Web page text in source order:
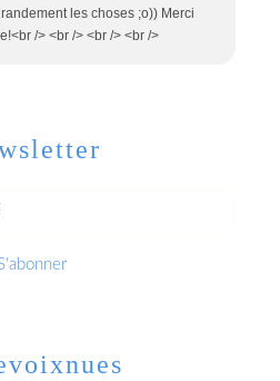
les choses ;o)) Merci
/> <br /> <br /> <br />